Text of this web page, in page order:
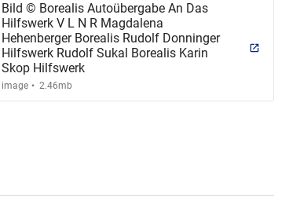
Bild © Borealis Autoübergabe An Das
Hilfswerk V L N R Magdalena
Hehenberger Borealis Rudolf Donninger
Hilfswerk Rudolf Sukal Borealis Karin
Skop Hilfswerk
image . 2.46mb